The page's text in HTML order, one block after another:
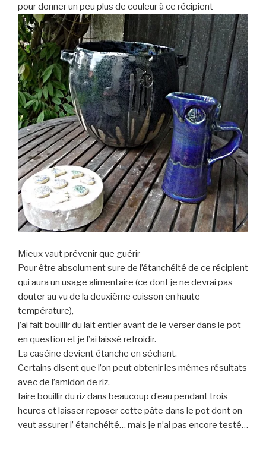
pour donner un peu plus de couleur à ce récipient
Mieux vaut prévenir que guérir
Pour être absolument sure de l’étanchéité de ce récipient
qui aura un usage alimentaire (ce dont je ne devrai pas
douter au vu de la deuxième cuisson en haute
température),
j’ai fait bouillir du lait entier avant de le verser dans le pot
en question et je l’ai laissé refroidir.
La caséine devient étanche en séchant.
Certains disent que l’on peut obtenir les mêmes résultats
avec de l’amidon de riz,
faire bouillir du riz dans beaucoup d’eau pendant trois
heures et laisser reposer cette pâte dans le pot dont on
veut assurer l’ étanchéité… mais je n’ai pas encore testé…